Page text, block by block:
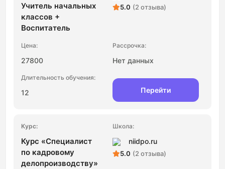
Учитель начальных
классов +
Воспитатель
5.0 (2 отзыва)
27800 Нет данных
12 Перейти
Курс «Специалист
по кадровому
делопроизводству»
niidpo.ru
5.0 (2 отзыва)